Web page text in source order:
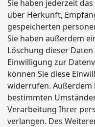
Sie haben jederzeit
über Herkunft,
gespeicherten
Sie haben außerdem
Löschung dieser
Einwilligung zur
können Sie diese
widerrufen. Außerdem
bestimmten
Verarbeitung Ihrer
verlangen. Des